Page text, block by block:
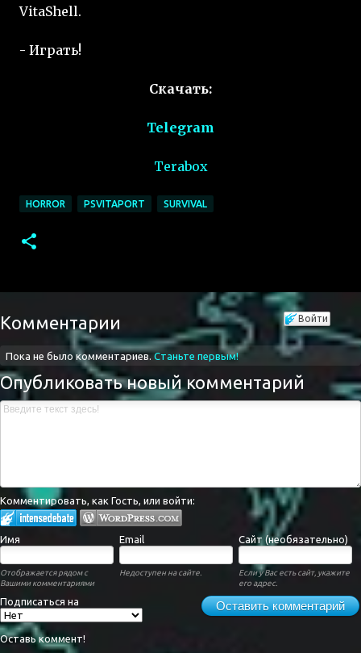
VitaShell.
- Играть!
Скачать:
Telegram
Terabox
HORROR PSVITAPORT SURVIVAL
Войти
Комментарии
Пока не было комментариев. Станьте первым!
Опубликовать новый комментарий
Комментировать, как Гость, или войти:
Имя Email Сайт (необязательно)
Отображается рядом с
Вашими комментариями
Недоступен на сайте.
Если у Вас есть сайт, укажите
его адрес.
Оставить комментарий
Подписаться на
Оставь коммент!